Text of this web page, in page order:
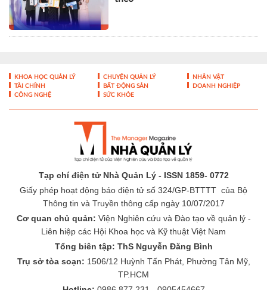
TÀI CHÍNH
CÔNG NGHỆ
Tạp chí điện tử Nhà Quản Lý - ISSN 1859- 0772
Giấy phép hoạt động báo điện tử số 324/GP-BTTTT của Bộ
Thông tin và Truyền thông cấp ngày 10/07/2017
Cơ quan chủ quản:
Viện Nghiên cứu và Đào tạo về quản lý -
Liên hiệp các Hội Khoa học và Kỹ thuật Việt Nam
Trụ sở tòa soạn:1506/12 Huỳnh Tấn Phát, Phường Tân Mỹ,
TP.HCM
Hotline:0986 877 231 - 0905454667
Email: toasoan@nhaquanly.vn
THÔNG TIN TÒA SOẠN- ĐÓNG GÓP Ý KIẾN-
LIÊN HỆ QUẢNG
BÁO GIÁ QUẢNG CÁO